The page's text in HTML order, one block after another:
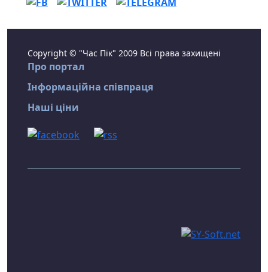
Copyright © "Час Пік" 2009 Всі права захищені
Про портал
Інформаційна співпраця
Наші ціни